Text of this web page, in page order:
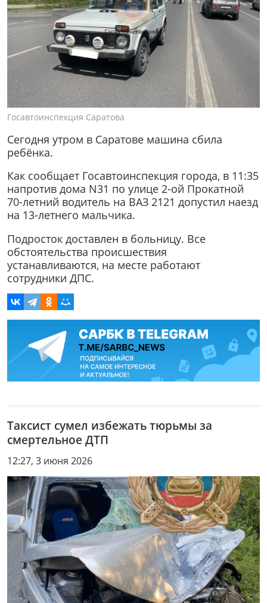
Госавтоинспекция Саратова
Сегодня утром в Саратове машина сбила
ребёнка.
Как сообщает Госавтоинспекция города, в 11:35
напротив дома N31 по улице 2-ой Прокатной
70-летний водитель на ВАЗ 2121 допустил наезд
на 13-летнего мальчика.
Подросток доставлен в больницу. Все
обстоятельства происшествия
устанавливаются, на месте работают
сотрудники ДПС.
Таксист сумел избежать тюрьмы за
смертельное ДТП
12:27, 3 июня 2026